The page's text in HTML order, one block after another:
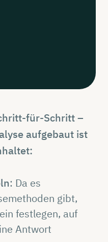
für-Schritt –
aufgebaut ist
: Da es
gibt,
festlegen, auf
Antwort